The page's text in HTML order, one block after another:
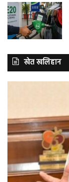
खेत खलिहान